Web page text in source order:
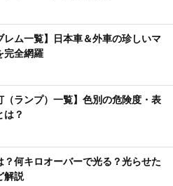
レム一覧】日本車＆外車の珍しいマ
完全網羅
（ランプ）一覧】色別の危険度・表
は？
？何キロオーバーで光る？光らせた
解説